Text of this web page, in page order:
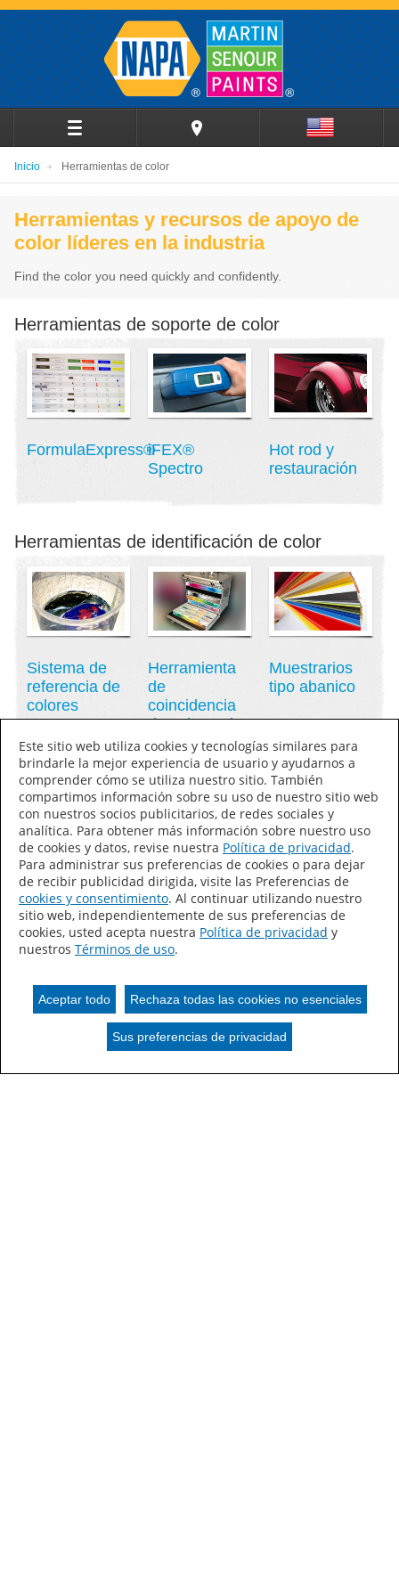
Inicio Herramientas de color
Herramientas y recursos de apoyo de
color líderes en la industria
Find the color you need quickly and confidently.
Herramientas de soporte de color
FormulaExpress®iFEX®
Spectro
Hot rod y
restauración
Herramientas de identificación de color
Sistema de
referencia de
colores
Prospector®
Herramienta
de
coincidencia
de color Color
Works®
Muestrarios
tipo abanico
Tarjeta de
colores
Recursos de color
Este sitio web utiliza cookies y tecnologías similares para
brindarle la mejor experiencia de usuario y ayudarnos a
comprender cómo se utiliza nuestro sitio. También
compartimos información sobre su uso de nuestro sitio web
con nuestros socios publicitarios, de redes sociales y
analítica. Para obtener más información sobre nuestro uso
de cookies y datos, revise nuestra Política de privacidad.
Para administrar sus preferencias de cookies o para dejar
de recibir publicidad dirigida, visite las Preferencias de
cookies y consentimiento. Al continuar utilizando nuestro
sitio web, independientemente de sus preferencias de
cookies, usted acepta nuestra Política de privacidad y
nuestros Términos de uso.
Aceptar todo Rechaza todas las cookies no esenciales
Sus preferencias de privacidad